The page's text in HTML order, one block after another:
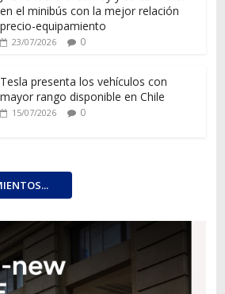
en el minibús con la mejor relación
precio-equipamiento
23/07/2026 0
Tesla presenta los vehículos con
mayor rango disponible en Chile
15/07/2026 0